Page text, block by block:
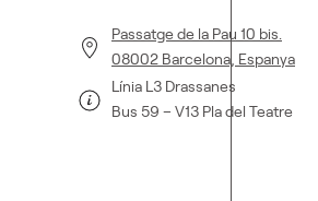
Passatge de la Pau 10 bis.
08002 Barcelona, Espanya
Línia L3 Drassanes
Bus 59 – V13 Pla del Teatre